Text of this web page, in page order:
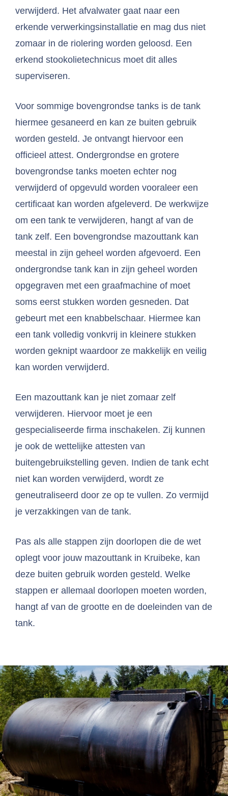
verwijderd. Het afvalwater gaat naar een
erkende verwerkingsinstallatie en mag dus niet
zomaar in de riolering worden geloosd. Een
erkend stookolietechnicus moet dit alles
superviseren.
Voor sommige bovengrondse tanks is de tank
hiermee gesaneerd en kan ze buiten gebruik
worden gesteld. Je ontvangt hiervoor een
officieel attest. Ondergrondse en grotere
bovengrondse tanks moeten echter nog
verwijderd of opgevuld worden vooraleer een
certificaat kan worden afgeleverd. De werkwijze
om een tank te verwijderen, hangt af van de
tank zelf. Een bovengrondse mazouttank kan
meestal in zijn geheel worden afgevoerd. Een
ondergrondse tank kan in zijn geheel worden
opgegraven met een graafmachine of moet
soms eerst stukken worden gesneden. Dat
gebeurt met een knabbelschaar. Hiermee kan
een tank volledig vonkvrij in kleinere stukken
worden geknipt waardoor ze makkelijk en veilig
kan worden verwijderd.
Een mazouttank kan je niet zomaar zelf
verwijderen. Hiervoor moet je een
gespecialiseerde firma inschakelen. Zij kunnen
je ook de wettelijke attesten van
buitengebruikstelling geven. Indien de tank echt
niet kan worden verwijderd, wordt ze
geneutraliseerd door ze op te vullen. Zo vermijd
je verzakkingen van de tank.
Pas als alle stappen zijn doorlopen die de wet
oplegt voor jouw mazouttank in Kruibeke, kan
deze buiten gebruik worden gesteld. Welke
stappen er allemaal doorlopen moeten worden,
hangt af van de grootte en de doeleinden van de
tank.